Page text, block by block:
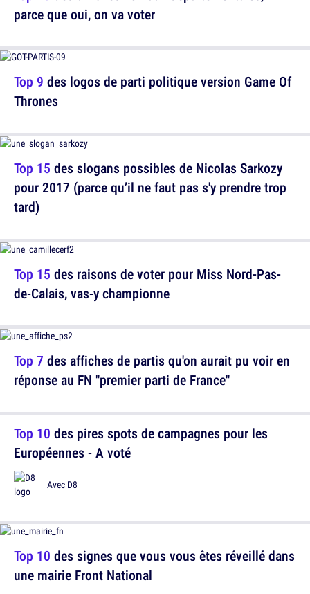
Top 9 des logos de parti politique version Game Of
Thrones
Top 15 des raisons de voter pour Miss Nord-Pas-
de-Calais, vas-y championne
Top 10 des pires spots de campagnes pour les
Européennes - A voté
Avec D8
parce que oui, on va voter
Top 15 des slogans possibles de Nicolas Sarkozy
pour 2017 (parce qu’il ne faut pas s'y prendre trop
tard)
Top 7 des affiches de partis qu'on aurait pu voir en
réponse au FN "premier parti de France"
Top 10 des signes que vous vous êtes réveillé dans
une mairie Front National